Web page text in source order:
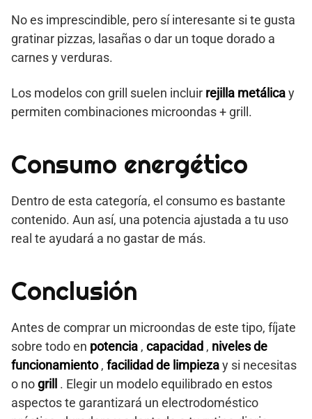
No es imprescindible, pero sí interesante si te gusta
gratinar pizzas, lasañas o dar un toque dorado a
carnes y verduras.
Los modelos con grill suelen incluir rejilla metálicay
permiten combinaciones microondas + grill.
Consumo energético
Dentro de esta categoría, el consumo es bastante
contenido. Aun así, una potencia ajustada a tu uso
real te ayudará a no gastar de más.
Conclusión
Antes de comprar un microondas de este tipo, fíjate
sobre todo en potencia , capacidad , niveles de
funcionamiento, facilidad de limpiezay si necesitas
o nogrill . Elegir un modelo equilibrado en estos
aspectos te garantizará un electrodoméstico